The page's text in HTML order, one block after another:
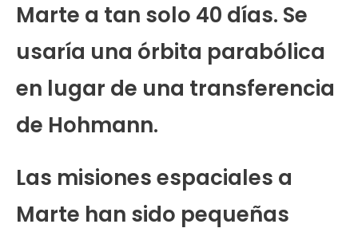
Marte a tan solo 40 días. Se
usaría una órbita parabólica
en lugar de una transferencia
de Hohmann.
Las misiones espaciales a
Marte han sido pequeñas